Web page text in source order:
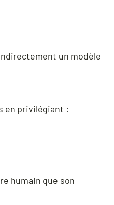
un modèle
en privilégiant :
humain que son